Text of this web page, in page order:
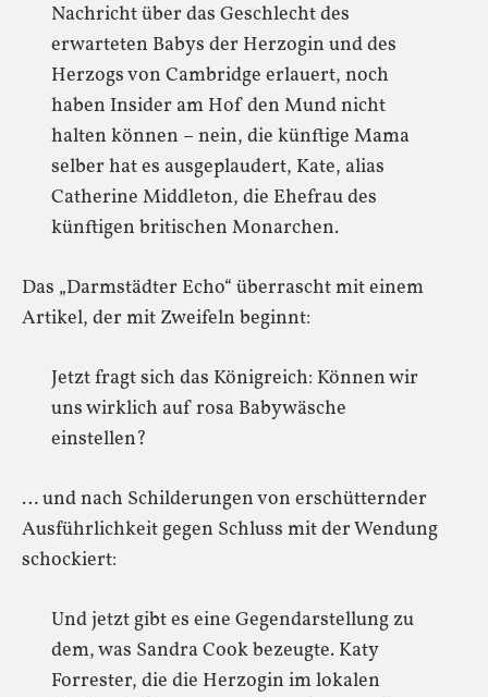
Nachricht über das Geschlecht des
erwarteten Babys der Herzogin und des
Herzogs von Cambridge erlauert, noch
haben Insider am Hof den Mund nicht
halten können – nein, die künftige Mama
selber hat es ausgeplaudert, Kate, alias
Catherine Middleton, die Ehefrau des
künftigen britischen Monarchen.
Das „Darmstädter Echo“ überrascht mit einem
Artikel, der mit Zweifeln beginnt:
Jetzt fragt sich das Königreich: Können wir
uns wirklich auf rosa Babywäsche
einstellen?
… und nach Schilderungen von erschütternder
Ausführlichkeit gegen Schluss mit der Wendung
schockiert:
Und jetzt gibt es eine Gegendarstellung zu
dem, was Sandra Cook bezeugte. Katy
Forrester, die die Herzogin im lokalen